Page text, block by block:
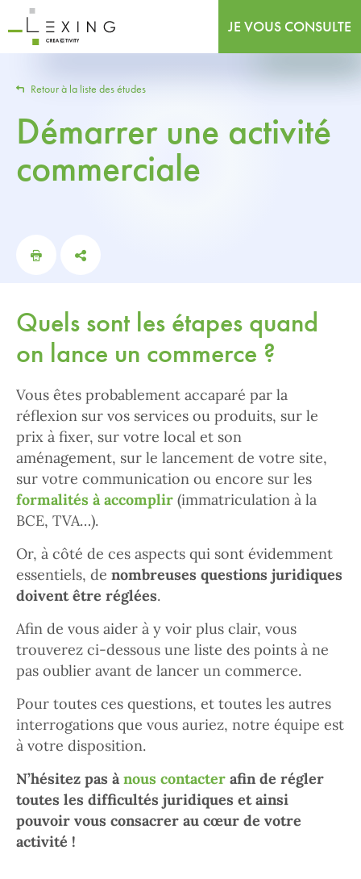
JE VOUS CONSULTE
Retour à la liste des études
Démarrer une activité
commerciale
Quels sont les étapes quand
on lance un commerce ?
Vous êtes probablement accaparé par la
réflexion sur vos services ou produits, sur le
prix à fixer, sur votre local et son
aménagement, sur le lancement de votre site,
sur votre communication ou encore sur les
formalités à accomplir (immatriculation à la
BCE, TVA…).
Or, à côté de ces aspects qui sont évidemment
essentiels, de nombreuses questions juridiques
doivent être réglées.
Afin de vous aider à y voir plus clair, vous
trouverez ci-dessous une liste des points à ne
pas oublier avant de lancer un commerce.
Pour toutes ces questions, et toutes les autres
interrogations que vous auriez, notre équipe est
à votre disposition.
N’hésitez pas ànous contacter afin de régler
toutes les difficultés juridiques et ainsi
pouvoir vous consacrer au cœur de votre
activité !